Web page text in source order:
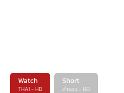
Watch
THAI - HD
Short
สำรอง - HD